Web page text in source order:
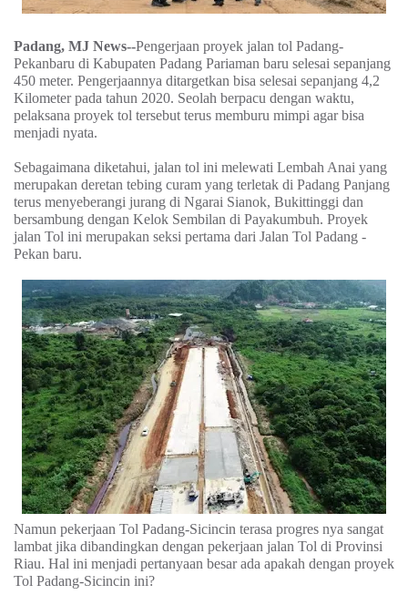
Padang, MJ News--Pengerjaan proyek jalan tol Padang-
Pekanbaru di Kabupaten Padang Pariaman baru selesai sepanjang
450 meter. Pengerjaannya ditargetkan bisa selesai sepanjang 4,2
Kilometer pada tahun 2020. Seolah berpacu dengan waktu,
pelaksana proyek tol tersebut terus memburu mimpi agar bisa
menjadi nyata.
Sebagaimana diketahui, jalan tol ini melewati Lembah Anai yang
merupakan deretan tebing curam yang terletak di Padang Panjang
terus menyeberangi jurang di Ngarai Sianok, Bukittinggi dan
bersambung dengan Kelok Sembilan di Payakumbuh. Proyek
jalan Tol ini merupakan seksi pertama dari Jalan Tol Padang -
Pekan baru.
Namun pekerjaan Tol Padang-Sicincin terasa progres nya sangat
lambat jika dibandingkan dengan pekerjaan jalan Tol di Provinsi
Riau. Hal ini menjadi pertanyaan besar ada apakah dengan proyek
Tol Padang-Sicincin ini?